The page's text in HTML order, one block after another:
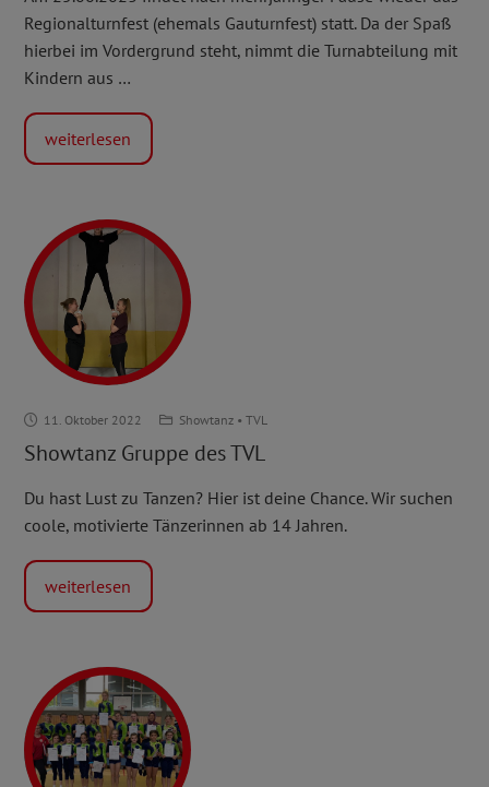
Regionalturnfest (ehemals Gauturnfest) statt. Da der Spaß
hierbei im Vordergrund steht, nimmt die Turnabteilung mit
Kindern aus …
weiterlesen
Gruppe
des
11. Oktober 2022 Showtanz• TVL
Showtanz Gruppe des TVL
Du hast Lust zu Tanzen? Hier ist deine Chance. Wir suchen
coole, motivierte Tänzerinnen ab 14 Jahren.
weiterlesen